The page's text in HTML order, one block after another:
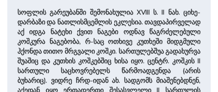
სოფლის გარეუბანში შემონახულია XVIII ს. II ნახ. ციხე-
დარბაზი და ნათლისმცემლის ეკლესია. თავდაპირველად
აქ იდგა ნატეხი ქვით ნაგები ოდნავ წაგრძელებული
კოშკურა ნაგებობა, რ-საც ოთხივე კუთხეში მიდგმული
ჰქონდა თითო მრგვალი კოშკი. სართულებშუა გადახურვა
შუაშიც და კუთხის კოშკებშიც ხისა იყო. ცენტრ. კოშკის II
სართული საცხოვრებელს წარმოადგენდა (არის
ბუხარიც). ვიდრე ჩრდ-იდან ახ. სადგომს მიაშენებდნენ,
აქედან იყო ერთადერთი შესასვლელი II სართულის